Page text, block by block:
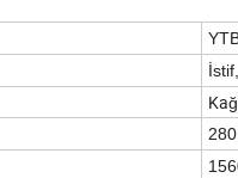
İstif,